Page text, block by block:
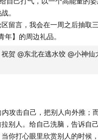
机会共同关注青年朋友的
拥有70余年历史、总部位
拥有20余个知名品牌，覆
别，包括我们所熟知的雪
注此次播客企划中的「蜜
哟嚯Radio」、「贤者时
多多关注AMORE能量青
。
留言，我会在一周之后抽取
年】的周边礼品。
祝贺 @东北在逃水饺 @小神仙
别人。给自己洗脑，告诉自
你打心眼里欣赏别人的时候